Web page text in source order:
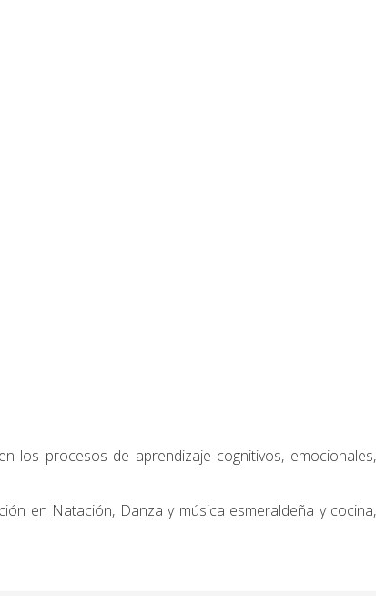
los procesos de aprendizaje cognitivos, emocionales,
en Natación, Danza y música esmeraldeña y cocina,